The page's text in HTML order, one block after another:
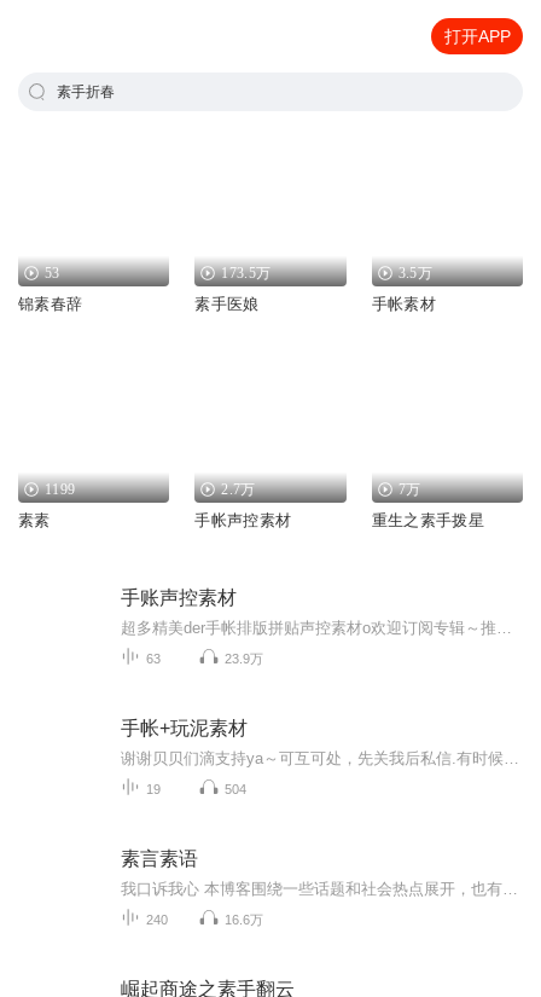
打开APP
素手折春
53
锦素春辞
173.5万
素手医娘
3.5万
手帐素材
1199
素素
2.7万
手帐声控素材
7万
重生之素手拨星
手账声控素材
63 23.9万
手帐+玩泥素材
19 504
素言素语
240 16.6万
崛起商途之素手翻云